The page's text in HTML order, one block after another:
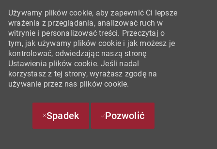
Używamy plików cookie, aby zapewnić Ci lepsze
wrażenia z przeglądania, analizować ruch w
witrynie i personalizować treści. Przeczytaj o
tym, jak używamy plików cookie i jak możesz je
kontrolować, odwiedzając naszą stronę
Ustawienia plików cookie. Jeśli nadal
korzystasz z tej strony, wyrażasz zgodę na
używanie przez nas plików cookie.
Spadek Pozwolić